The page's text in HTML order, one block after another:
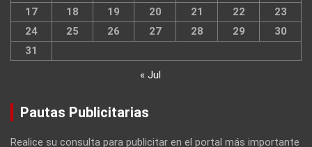
17
18 19 20 21 22
23
24
25 26 27 28 29
30
31
« Jul
Pautas Publicitarias
Realice su consulta para publicitar en el portal más importante